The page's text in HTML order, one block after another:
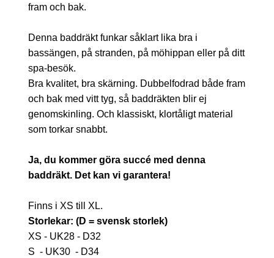
fram och bak.
Denna baddräkt funkar såklart lika bra i
bassängen, på stranden, på möhippan eller på ditt
spa-besök.
Bra kvalitet, bra skärning. Dubbelfodrad både fram
och bak med vitt tyg, så baddräkten blir ej
genomskinling. Och klassiskt, klortåligt material
som torkar snabbt.
Ja, du kommer göra succé med denna
baddräkt. Det kan vi garantera!
Finns i XS till XL.
Storlekar: (D = svensk storlek)
XS - UK28 - D32
S - UK30 - D34